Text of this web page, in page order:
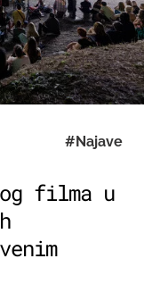
#Najave
filma u